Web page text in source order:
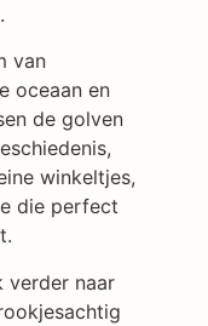
van
oceaan en
de golven
winkeltjes,
die perfect
verder naar